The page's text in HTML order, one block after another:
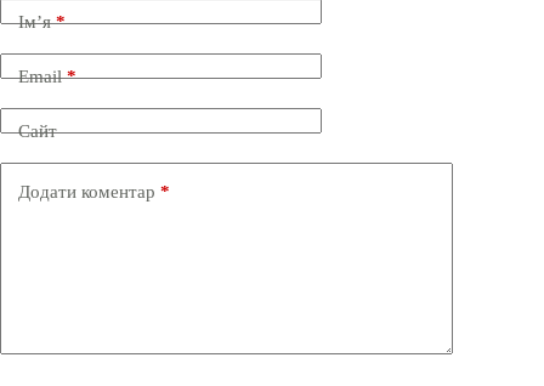
Ім’я*
Email*
Сайт
Додати коментар *